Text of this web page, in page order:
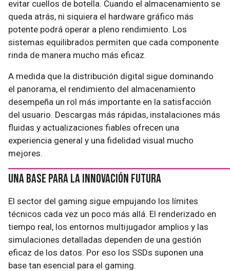
evitar cuellos de botella. Cuando el almacenamiento se
queda atrás, ni siquiera el hardware gráfico más
potente podrá operar a pleno rendimiento. Los
sistemas equilibrados permiten que cada componente
rinda de manera mucho más eficaz.
A medida que la distribución digital sigue dominando
el panorama, el rendimiento del almacenamiento
desempeña un rol más importante en la satisfacción
del usuario. Descargas más rápidas, instalaciones más
fluidas y actualizaciones fiables ofrecen una
experiencia general y una fidelidad visual mucho
mejores.
Una base para la innovación futura
El sector del gaming sigue empujando los límites
técnicos cada vez un poco más allá. El renderizado en
tiempo real, los entornos multijugador amplios y las
simulaciones detalladas dependen de una gestión
eficaz de los datos. Por eso los SSDs suponen una
base tan esencial para el gaming.